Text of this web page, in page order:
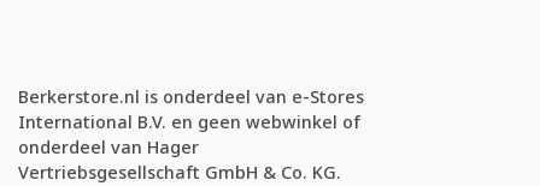
Berkerstore.nl is onderdeel van e-Stores
International B.V. en geen webwinkel of
onderdeel van Hager
Vertriebsgesellschaft GmbH & Co. KG.